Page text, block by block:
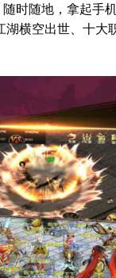
时随地，拿起手
湖横空出世、十大